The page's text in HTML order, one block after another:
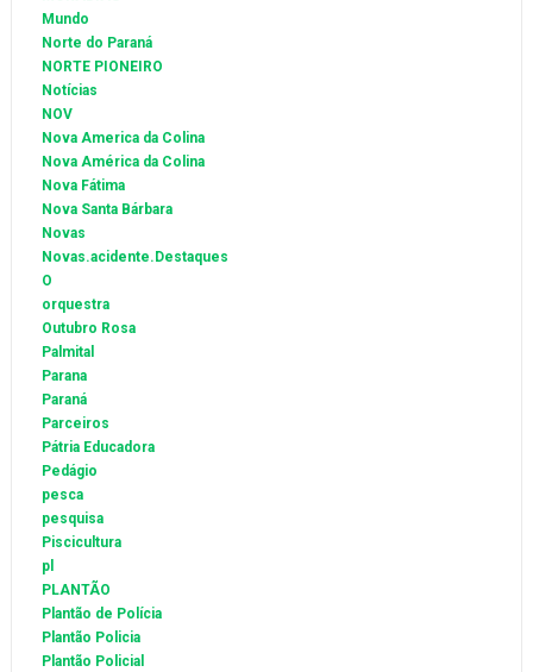
Mundo
Norte do Paraná
NORTE PIONEIRO
Notícias
NOV
Nova America da Colina
Nova América da Colina
Nova Fátima
Nova Santa Bárbara
Novas
Novas.acidente.Destaques
O
orquestra
Outubro Rosa
Palmital
Parana
Paraná
Parceiros
Pátria Educadora
Pedágio
pesca
pesquisa
Piscicultura
pl
PLANTÃO
Plantão de Polícia
Plantão Policia
Plantão Policial